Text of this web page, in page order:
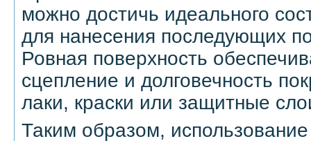
можно достичь идеального
для нанесения последующих
Ровная поверхность
сцепление и долговечность
лаки, краски или защитные
Таким образом,